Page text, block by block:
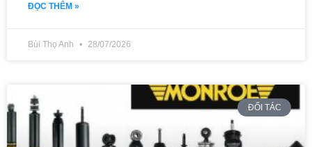
ĐỌC THÊM »
Bùi Thọ Anh 28/07/2026
ĐỐI TÁC